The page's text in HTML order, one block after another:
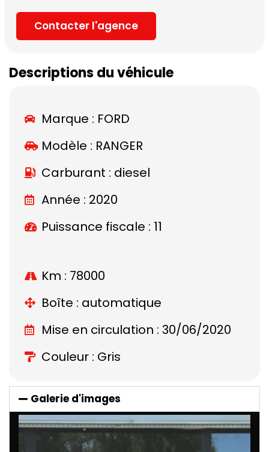
Contacter l'agence
Descriptions du véhicule
Marque : FORD
Modèle : RANGER
Carburant : diesel
Année : 2020
Puissance fiscale : 11
Km : 78000
Boîte : automatique
Mise en circulation : 30/06/2020
Couleur : Gris
Galerie d'images